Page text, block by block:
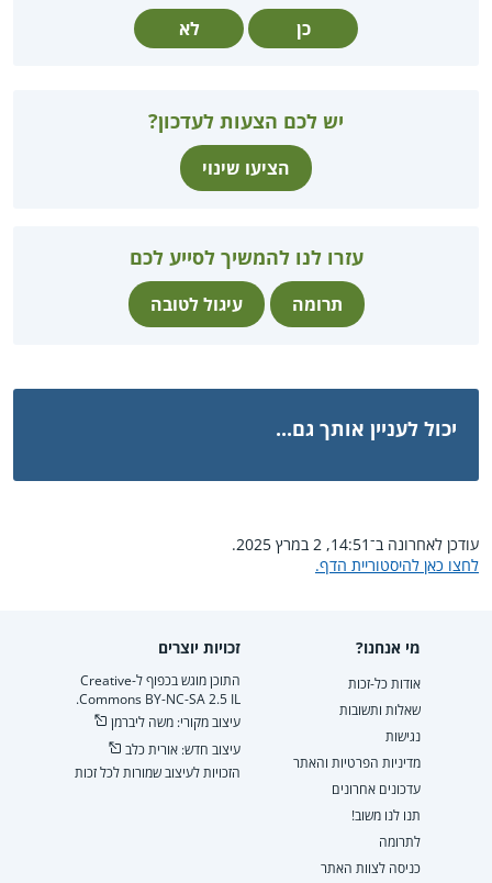
כן לא
יש לכם הצעות לעדכון?
הציעו שינוי
עזרו לנו להמשיך לסייע לכם
תרומה עיגול לטובה
יכול לעניין אותך גם...
עודכן לאחרונה ב־14:51, 2 במרץ 2025.
לחצו כאן להיסטוריית הדף.
מי אנחנו?
אודות כל-זכות
שאלות ותשובות
נגישות
מדיניות הפרטיות והאתר
עדכונים אחרונים
תנו לנו משוב!
לתרומה
כניסה לצוות האתר
זכויות יוצרים
התוכן מוגש בכפוף ל-Creative
Commons BY-NC-SA 2.5 IL.
עיצוב מקורי: משה ליברמן
עיצוב חדש: אורית כלב
הזכויות לעיצוב שמורות לכל זכות